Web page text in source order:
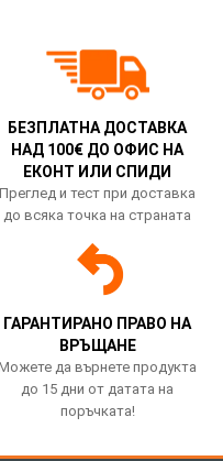
БЕЗПЛАТНА ДОСТАВКА
НАД 100€ ДО ОФИС НА
ЕКОНТ ИЛИ СПИДИ
Преглед и тест при доставка
до всяка точка на страната
ГАРАНТИРАНО ПРАВО НА
ВРЪЩАНЕ
да върнете продукта
до 15 дни от датата на
поръчката!